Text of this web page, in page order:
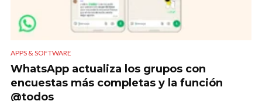
APPS & SOFTWARE
WhatsApp actualiza los grupos con
encuestas más completas y la función
@todos